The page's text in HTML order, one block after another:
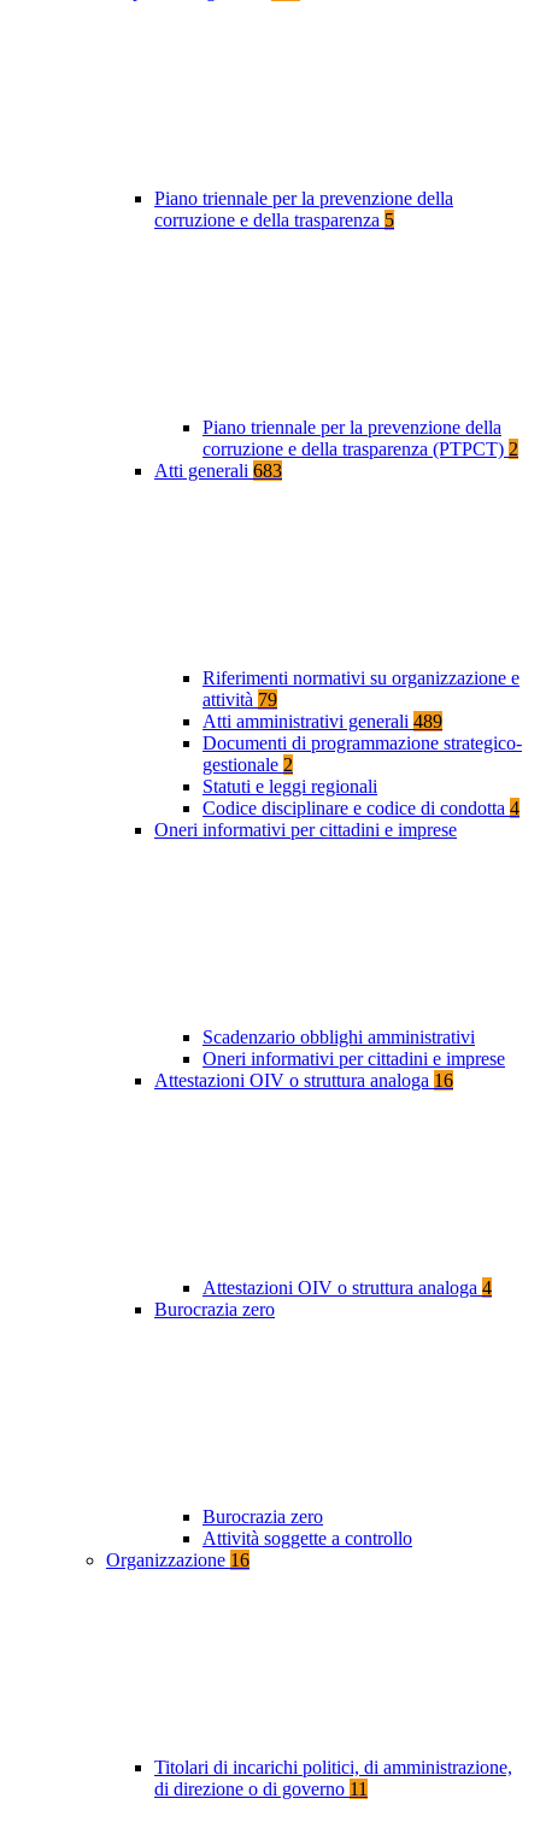
Piano triennale per la prevenzione della
corruzione e della trasparenza 5
Piano triennale per la prevenzione della
corruzione e della trasparenza (PTPCT) 2
Atti generali 683
Riferimenti normativi su organizzazione e
attività 79
Atti amministrativi generali 489
Documenti di programmazione strategico-
gestionale 2
Statuti e leggi regionali
Codice disciplinare e codice di condotta 4
Oneri informativi per cittadini e imprese
Scadenzario obblighi amministrativi
Oneri informativi per cittadini e imprese
Attestazioni OIV o struttura analoga 16
Attestazioni OIV o struttura analoga 4
Burocrazia zero
Burocrazia zero
Attività soggette a controllo
Organizzazione 16
Titolari di incarichi politici, di amministrazione,
di direzione o di governo 11